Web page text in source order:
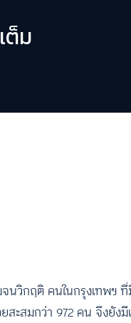
ต็ม
นวิกฤติ คนในกรุงเทพ
ะสมกว่า 972 คน จึงยั